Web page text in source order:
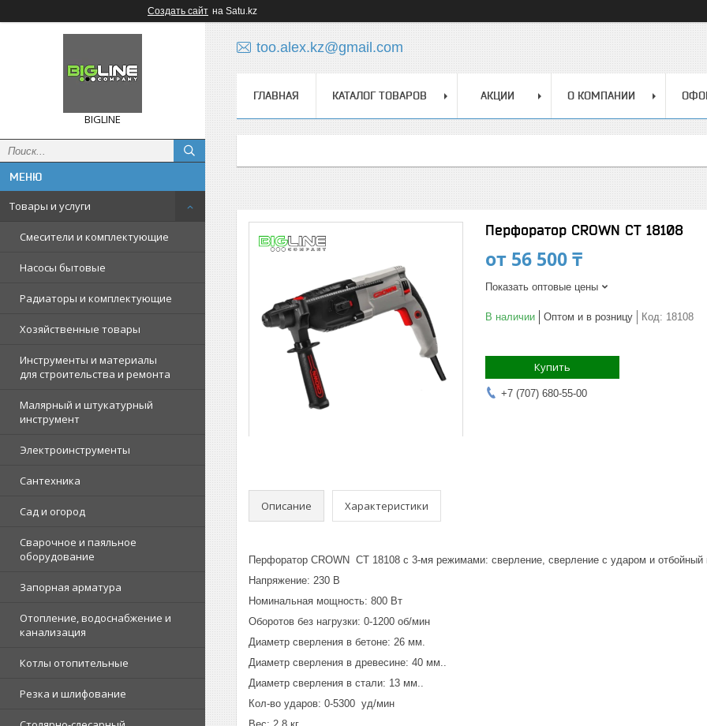
Создать сайт на Satu.kz
BIGLINE
Товары и услуги
Смесители и комплектующие
Насосы бытовые
Радиаторы и комплектующие
Хозяйственные товары
Инструменты и материалы
для строительства и ремонта
Малярный и штукатурный
инструмент
Электроинструменты
Сантехника
Сад и огород
Сварочное и паяльное
оборудование
Запорная арматура
Отопление, водоснабжение и
канализация
Котлы отопительные
Резка и шлифование
too.alex.kz@gmail.com
ГЛАВНАЯ КАТАЛОГ ТОВАРОВ АКЦИИ О КОМПАНИИ
Перфоратор CROWN СТ 18108
от 56 500 ₸
Показать оптовые цены
В наличии Оптом и в розницу Код: 18108
Купить
+7 (707) 680-55-00
Описание Характеристики
Перфоратор CROWN СТ 18108 с 3-мя режимами: сверление, сверление с ударом и отбойный
Напряжение: 230 В
Номинальная мощность: 800 Вт
Оборотов без нагрузки: 0-1200 об/мин
Диаметр сверления в бетоне: 26 мм.
Диаметр сверления в древесине: 40 мм..
Диаметр сверления в стали: 13 мм..
Кол-во ударов: 0-5300 уд/мин